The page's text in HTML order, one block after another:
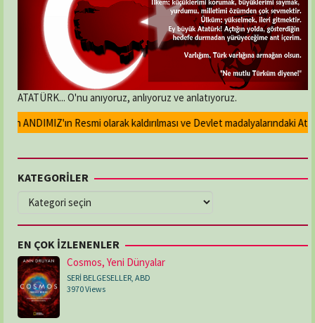
ATATÜRK... O'nu anıyoruz, anlıyoruz ve anlatıyoruz.
ANDIMIZ'ın Resmi olarak kaldırılması ve Devlet madalyalarındaki
KATEGORİLER
KATEGORİLER
EN ÇOK İZLENENLER
Cosmos, Yeni Dünyalar
SERİ BELGESELLER, ABD
3970 Views